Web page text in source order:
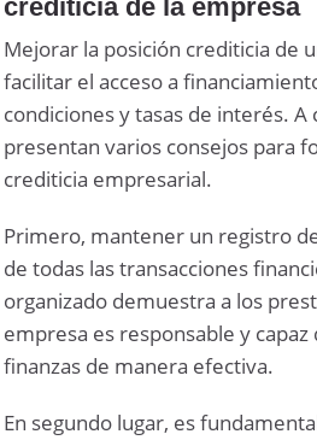
crediticia de la empresa
Mejorar la posición crediticia de
facilitar el acceso a
condiciones y tasas de interés. A
presentan varios consejos para
crediticia empresarial.
Primero, mantener un registro
de todas las transacciones
organizado demuestra a los
empresa es responsable y
finanzas de manera efectiva.
En segundo lugar, es